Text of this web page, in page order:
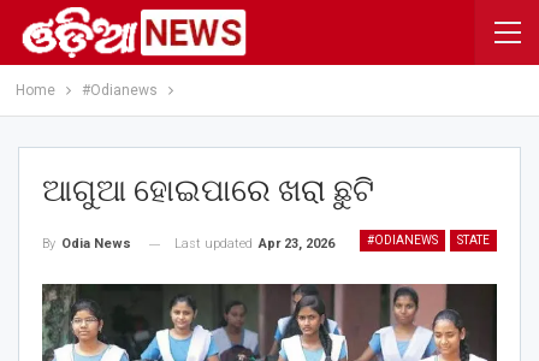
Home #Odianews
ଆଗୁଆ ହୋଇପାରେ ଖରା ଛୁଟି
#ODIANEWS STATE
By Odia News Last updated Apr 23, 2026